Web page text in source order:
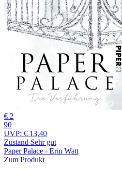
€ 2
90
UVP: € 13,40
Zustand Sehr gut
Paper Palace - Erin Watt
Zum Produkt